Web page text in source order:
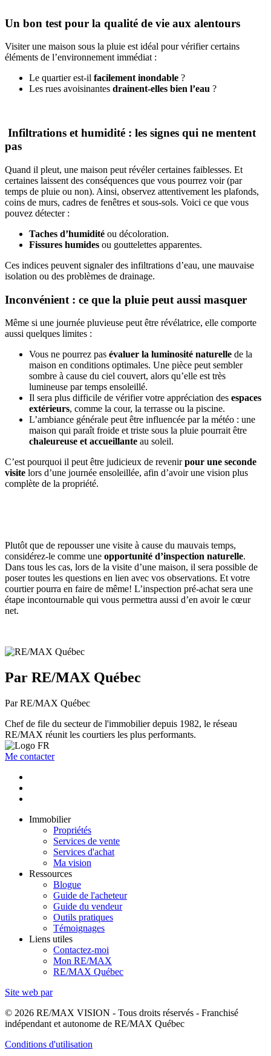
Un bon test pour la qualité de vie aux alentours
Visiter une maison sous la pluie est idéal pour vérifier certains
éléments de l’environnement immédiat :
Le quartier est-il facilement inondable ?
Les rues avoisinantes drainent-elles bien l’eau ?
Infiltrations et humidité : les signes qui ne mentent
pas
Quand il pleut, une maison peut révéler certaines faiblesses. Et
certaines laissent des conséquences que vous pourrez voir (par
temps de pluie ou non). Ainsi, observez attentivement les plafonds,
coins de murs, cadres de fenêtres et sous-sols. Voici ce que vous
pouvez détecter :
Taches d’humidité ou décoloration.
Fissures humides ou gouttelettes apparentes.
Ces indices peuvent signaler des infiltrations d’eau, une mauvaise
isolation ou des problèmes de drainage.
Inconvénient : ce que la pluie peut aussi masquer
Même si une journée pluvieuse peut être révélatrice, elle comporte
aussi quelques limites :
Vous ne pourrez pas évaluer la luminosité naturelle de la
maison en conditions optimales. Une pièce peut sembler
sombre à cause du ciel couvert, alors qu’elle est très
lumineuse par temps ensoleillé.
Il sera plus difficile de vérifier votre appréciation des espaces
extérieurs, comme la cour, la terrasse ou la piscine.
L’ambiance générale peut être influencée par la météo : une
maison qui paraît froide et triste sous la pluie pourrait être
chaleureuse et accueillante au soleil.
C’est pourquoi il peut être judicieux de revenirpour une seconde
visite lors d’une journée ensoleillée, afin d’avoir une vision plus
complète de la propriété.
Plutôt que de repousser une visite à cause du mauvais temps,
considérez-le comme une opportunité d’inspection naturelle.
Dans tous les cas, lors de la visite d’une maison, il sera possible de
poser toutes les questions en lien avec vos observations. Et votre
courtier pourra en faire de même! L’inspection pré-achat sera une
étape incontournable qui vous permettra aussi d’en avoir le cœur
net.
Par RE/MAX Québec
Par RE/MAX Québec
Chef de file du secteur de l'immobilier depuis 1982, le réseau
RE/MAX réunit les courtiers les plus performants.
Me contacter
Immobilier
Propriétés
Services de vente
Services d'achat
Ma vision
Ressources
Blogue
Guide de l'acheteur
Guide du vendeur
Outils pratiques
Témoignages
Liens utiles
Contactez-moi
Mon RE/MAX
RE/MAX Québec
Site web par
© 2026 RE/MAX VISION - Tous droits réservés - Franchisé
indépendant et autonome de RE/MAX Québec
Conditions d'utilisation